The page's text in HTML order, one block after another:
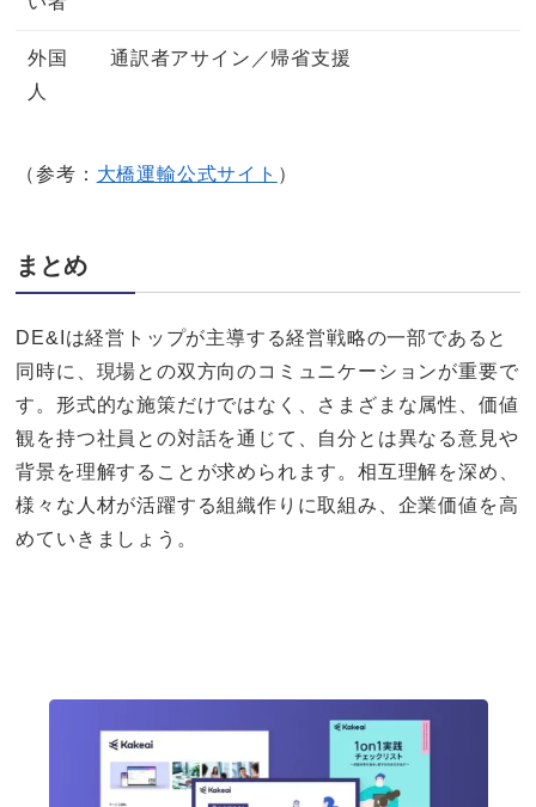
外国
人
通訳者アサイン／帰省支援
（参考： 大橋運輸公式サイト ）
まとめ
DE&Iは経営トップが主導する経営戦略の一部であると
同時に、現場との双方向のコミュニケーションが重要で
す。形式的な施策だけではなく、さまざまな属性、価値
観を持つ社員との対話を通じて、自分とは異なる意見や
背景を理解することが求められます。相互理解を深め、
様々な人材が活躍する組織作りに取組み、企業価値を高
めていきましょう。